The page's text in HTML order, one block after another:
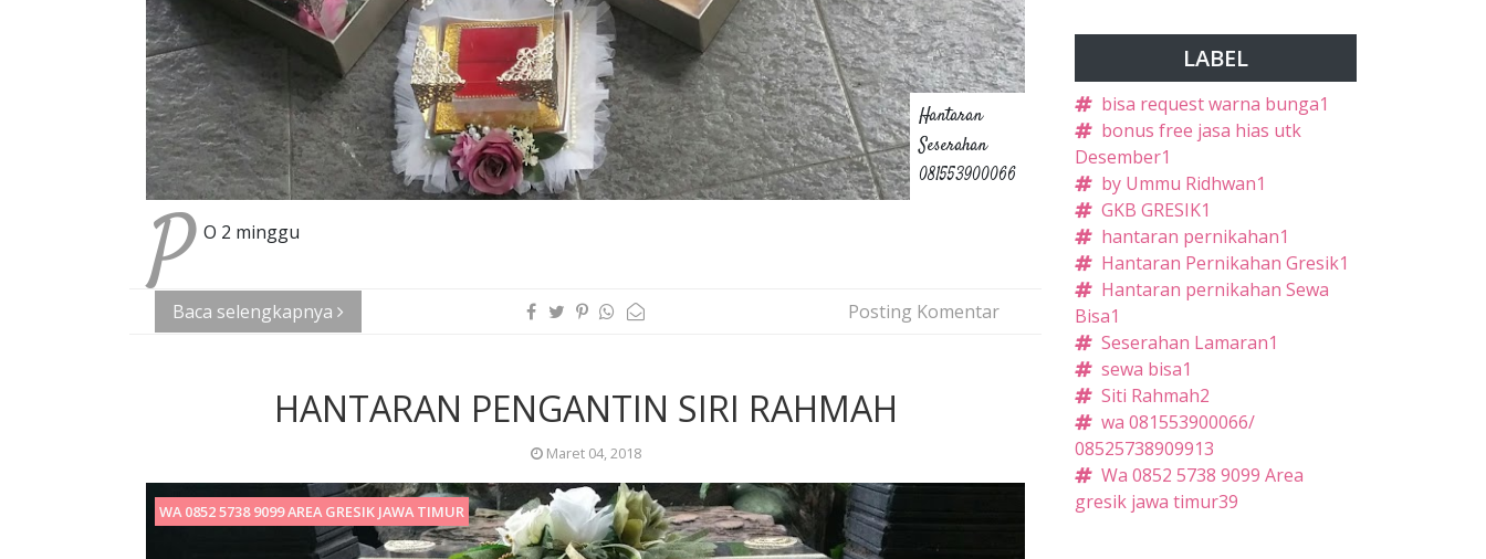
Hantaran
Seserahan
081553900066
P O 2 minggu
Baca selengkapnya Posting Komentar
HANTARAN PENGANTIN SIRI RAHMAH
Maret 04, 2018
WA 0852 5738 9099 AREA GRESIK JAWA TIMUR
LABEL
bisa request warna bunga1
bonus free jasa hias utk
Desember1
by Ummu Ridhwan1
GKB GRESIK1
hantaran pernikahan1
Hantaran Pernikahan Gresik1
Hantaran pernikahan Sewa
Bisa1
Seserahan Lamaran1
sewa bisa1
Siti Rahmah2
wa 081553900066/
08525738909913
Wa 0852 5738 9099 Area
gresik jawa timur39